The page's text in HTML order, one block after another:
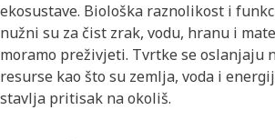
ekosustave. Biološka raznolikost i
nužni su za čist zrak, vodu, hranu i
moramo preživjeti. Tvrtke se oslanjaju
resurse kao što su zemlja, voda i
stavlja pritisak na okoliš.